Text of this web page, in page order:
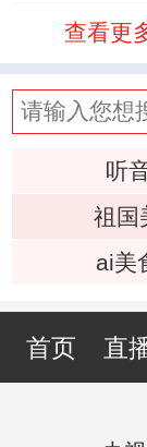
查看更
听
祖国
ai美
首页 直